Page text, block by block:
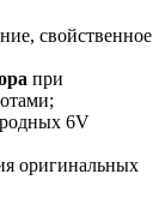
свойственное
при
6V
оригинальных